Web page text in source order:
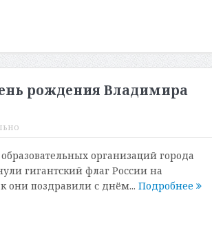
рождения Владимира
организаций города
гигантский флаг России на
они поздравили с днём... Подробнее